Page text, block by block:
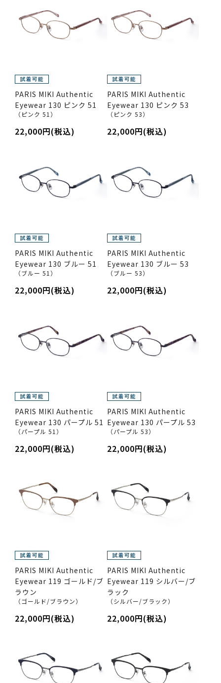
PARIS MIKI Authentic
Eyewear 130 ピンク 51
（ピンク 51）
22,000円(税込)
PARIS MIKI Authentic
Eyewear 130 ピンク 53
（ピンク 53）
22,000円(税込)
PARIS MIKI Authentic
Eyewear 130 ブルー 51
（ブルー 51）
22,000円(税込)
PARIS MIKI Authentic
Eyewear 130 ブルー 53
（ブルー 53）
22,000円(税込)
PARIS MIKI Authentic
Eyewear 130 パープル 51
（パープル 51）
22,000円(税込)
PARIS MIKI Authentic
Eyewear 130 パープル 53
（パープル 53）
22,000円(税込)
PARIS MIKI Authentic
Eyewear 119 ゴールド/ブ
ラウン
（ゴールド/ブラウン）
22,000円(税込)
PARIS MIKI Authentic
Eyewear 119 シルバー/ブ
ラック
（シルバー/ブラック）
22,000円(税込)